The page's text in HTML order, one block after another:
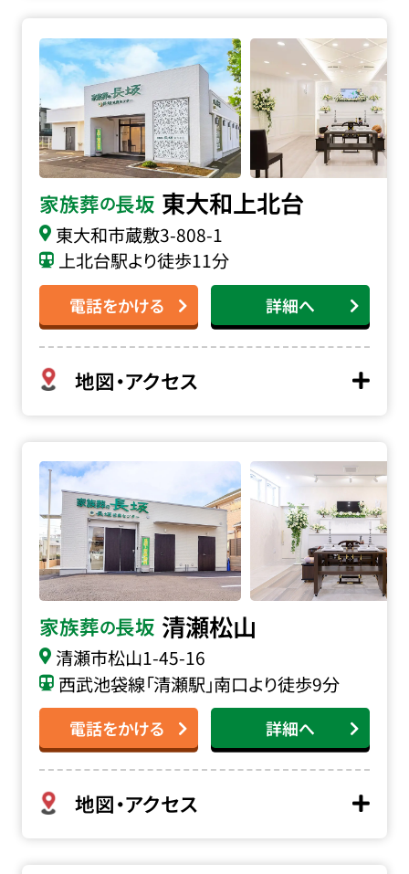
家族葬の長坂 東大和上北台
東大和市蔵敷3-808-1
上北台駅より徒歩11分
電話をかける 詳細へ
地図・アクセス
家族葬の長坂 清瀬松山
清瀬市松山1-45-16
西武池袋線「清瀬駅」南口より徒歩9分
電話をかける 詳細へ
地図・アクセス
家族葬の長坂 清瀬松山の詳細へ